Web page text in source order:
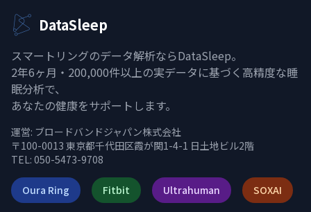
DataSleep
スマートリングのデータ解析ならDataSleep。
2年6ヶ月・200,000件以上の実データに基づく高精度な睡
眠分析で、
あなたの健康をサポートします。
運営: ブロードバンドジャパン株式会社
〒100-0013 東京都千代田区霞が関1-4-1 日土地ビル2階
TEL: 050-5473-9708
Oura Ring Fitbit Ultrahuman SOXAI